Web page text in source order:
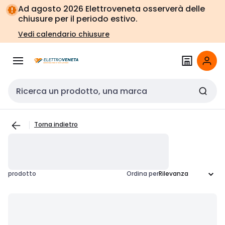
Vai alla
navigazione
Vai
alla
pagina
Ad agosto 2026 Elettroveneta osserverà delle
chiusure per il periodo estivo.
Vedi calendario chiusure
Cerca input
Torna indietro
prodotto Ordina per